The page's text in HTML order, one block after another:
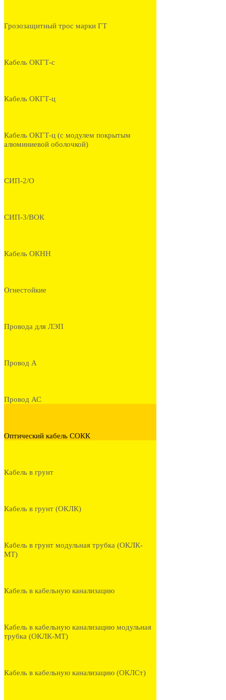
Грозозащитный трос марки ГТ
Кабель ОКГТ-с
Кабель ОКГТ-ц
Кабель ОКГТ-ц (с модулем покрытым
алюминиевой оболочкой)
СИП-2/О
СИП-3/ВОК
Кабель ОКНН
Огнестойкие
Провода для ЛЭП
Провод А
Провод АС
Оптический кабель СОКК
Кабель в грунт
Кабель в грунт (ОКЛК)
Кабель в грунт модульная трубка (ОКЛК-
МТ)
Кабель в кабельную канализацию
Кабель в кабельную канализацию модульная
трубка (ОКЛК-МТ)
Кабель в кабельную канализацию (ОКЛСт)